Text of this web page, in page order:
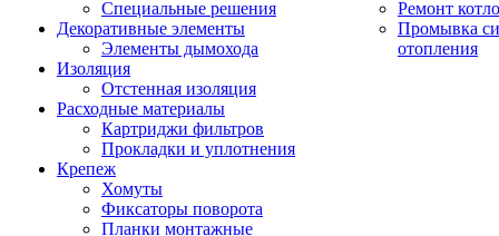
Специальные решения
Декоративные элементы
Элементы дымохода
Изоляция
Отстенная изоляция
Расходные материалы
Картриджи фильтров
Прокладки и уплотнения
Крепеж
Хомуты
Фиксаторы поворота
Планки монтажные
Ремонт
Промывка
отопления